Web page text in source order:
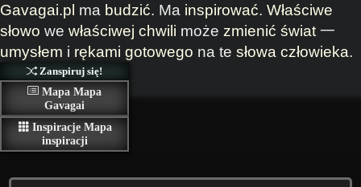
Gavagai.pl ma budzić. Ma inspirować. Właściwe
słowo we właściwej chwili może zmienić świat 一
umysłem i rękami gotowego na te słowa człowieka.
Zanspiruj się!
Mapa Mapa
Gavagai
Inspiracje Mapa
inspiracji